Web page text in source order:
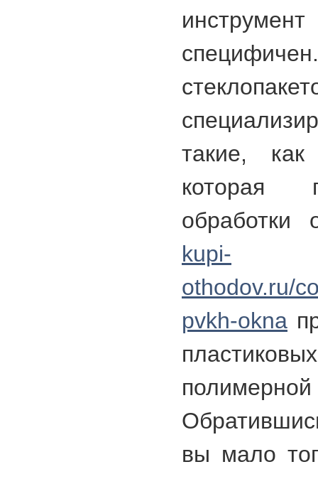
такие,
которая
обработки
kupi-
othodov.ru/
pvkh-okna
вы мало